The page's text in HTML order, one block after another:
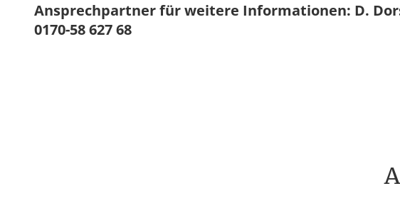
Ansprechpartner für weitere Informationen: D.
0170-58 627 68